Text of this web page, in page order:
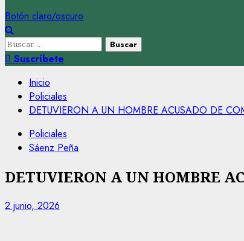
Botón claro/oscuro
Buscar:
Suscríbete
Inicio
Policiales
DETUVIERON A UN HOMBRE ACUSADO DE
Policiales
Sáenz Peña
DETUVIERON A UN HOMBRE
2 junio, 2026